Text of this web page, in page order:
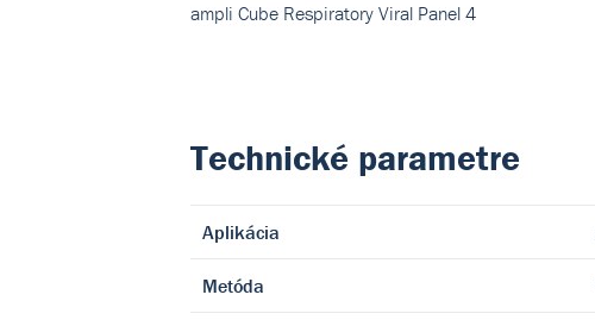
ampli Cube Respiratory Viral Panel 4
Technické parametre
Aplikácia
Metóda